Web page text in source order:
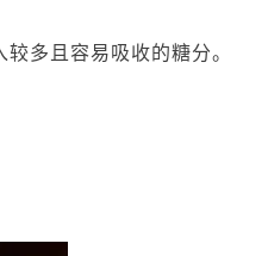
多且容易吸收的糖分。